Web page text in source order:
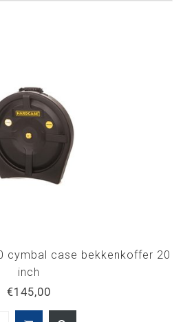
cymbal case bekkenkoffer 20
inch
€145,00